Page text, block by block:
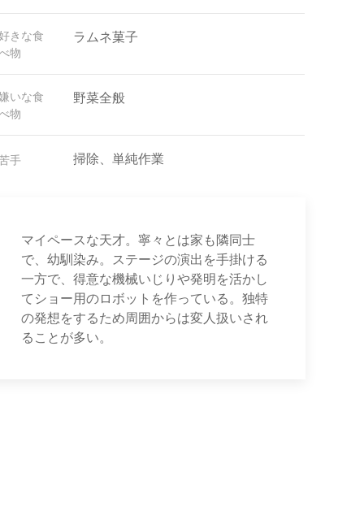
きな食
物
ラムネ菓子
いな食
物
野菜全般
手 掃除、単純作業
マイペースな天才。寧々とは家も隣同士
で、幼馴染み。ステージの演出を手掛ける
一方で、得意な機械いじりや発明を活かし
てショー用のロボットを作っている。独特
の発想をするため周囲からは変人扱いされ
ることが多い。